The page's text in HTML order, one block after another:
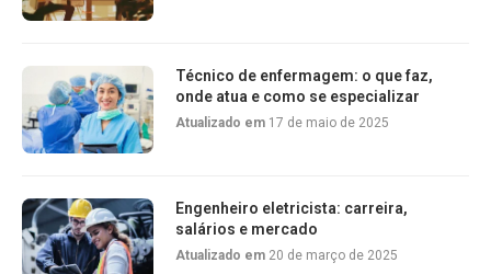
Técnico de enfermagem: o que faz,
onde atua e como se especializar
Atualizado em 17 de maio de 2025
Engenheiro eletricista: carreira,
salários e mercado
Atualizado em 20 de março de 2025